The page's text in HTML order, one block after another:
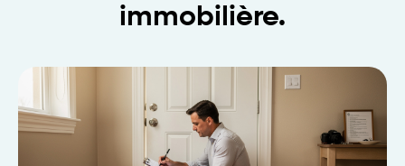
immobilière.